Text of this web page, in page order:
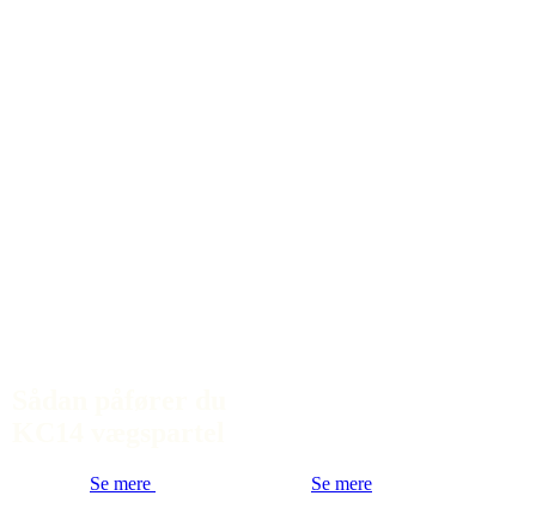
Se mere Se mere